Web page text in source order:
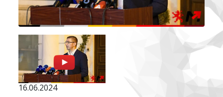
16.06.2024